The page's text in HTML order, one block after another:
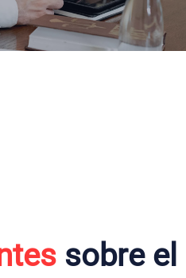
sobre el